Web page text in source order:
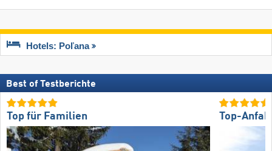
Hotels: Poľana
Best of Testberichte
Top für Familien Top-